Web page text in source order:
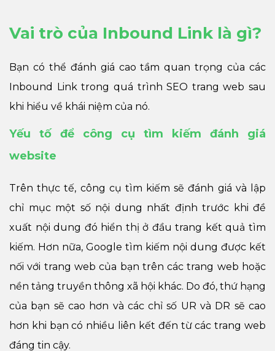
Vai trò của Inbound Link là gì?
Bạn có thể đánh giá cao tầm quan trọng của các
Inbound Link trong quá trình SEO trang web sau
khi hiểu về khái niệm của nó.
Yếu tố để công cụ tìm kiếm đánh giá
website
Trên thực tế, công cụ tìm kiếm sẽ đánh giá và lập
chỉ mục một số nội dung nhất định trước khi đề
xuất nội dung đó hiển thị ở đầu trang kết quả tìm
kiếm. Hơn nữa, Google tìm kiếm nội dung được kết
nối với trang web của bạn trên các trang web hoặc
nền tảng truyền thông xã hội khác. Do đó, thứ hạng
của bạn sẽ cao hơn và các chỉ số UR và DR sẽ cao
hơn khi bạn có nhiều liên kết đến từ các trang web
đáng tin cậy.